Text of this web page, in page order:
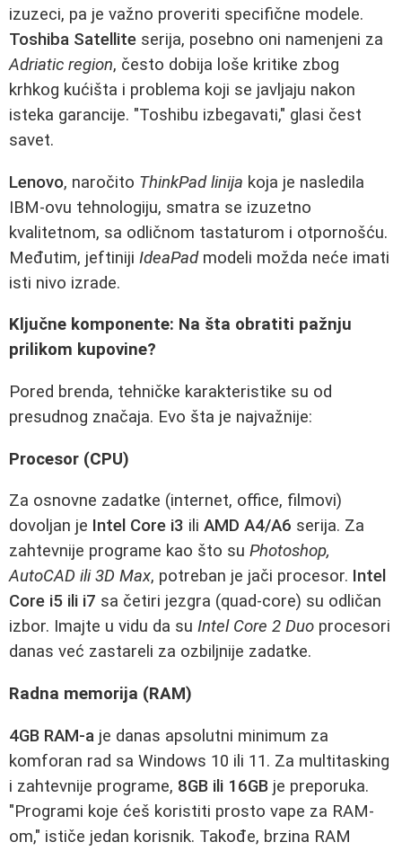
izuzeci, pa je važno proveriti specifične modele.
Toshiba Satellite serija, posebno oni namenjeni za
Adriatic region, često dobija loše kritike zbog
krhkog kućišta i problema koji se javljaju nakon
isteka garancije. "Toshibu izbegavati," glasi čest
savet.
Lenovo, naročito ThinkPad linija koja je nasledila
IBM-ovu tehnologiju, smatra se izuzetno
kvalitetnom, sa odličnom tastaturom i otpornošću.
Međutim, jeftiniji IdeaPadmodeli možda neće imati
isti nivo izrade.
Ključne komponente: Na šta obratiti pažnju
prilikom kupovine?
Pored brenda, tehničke karakteristike su od
presudnog značaja. Evo šta je najvažnije:
Procesor (CPU)
Za osnovne zadatke (internet, office, filmovi)
dovoljan je Intel Core i3 ili AMD A4/A6 serija. Za
zahtevnije programe kao što su Photoshop,
AutoCAD ili 3D Max, potreban je jači procesor. Intel
Core i5 ili i7 sa četiri jezgra (quad-core) su odličan
izbor. Imajte u vidu da su Intel Core 2 Duo procesori
danas već zastareli za ozbiljnije zadatke.
Radna memorija (RAM)
4GB RAM-a je danas apsolutni minimum za
komforan rad sa Windows 10 ili 11. Za multitasking
i zahtevnije programe, 8GB ili 16GB je preporuka.
"Programi koje ćeš koristiti prosto vape za RAM-
om," ističe jedan korisnik. Takođe, brzina RAM